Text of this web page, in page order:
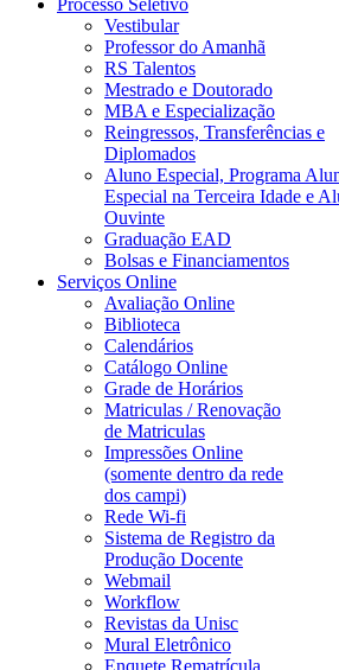
Processo Seletivo
Vestibular
Professor do Amanhã
RS Talentos
Mestrado e Doutorado
MBA e Especialização
Reingressos, Transferências e
Diplomados
Aluno Especial, Programa
Especial na Terceira Idade e
Ouvinte
Graduação EAD
Bolsas e Financiamentos
Serviços Online
Avaliação Online
Biblioteca
Calendários
Catálogo Online
Grade de Horários
Matriculas / Renovação
de Matriculas
Impressões Online
(somente dentro da rede
dos campi)
Rede Wi-fi
Sistema de Registro da
Produção Docente
Webmail
Workflow
Revistas da Unisc
Mural Eletrônico
Enquete Rematrícula